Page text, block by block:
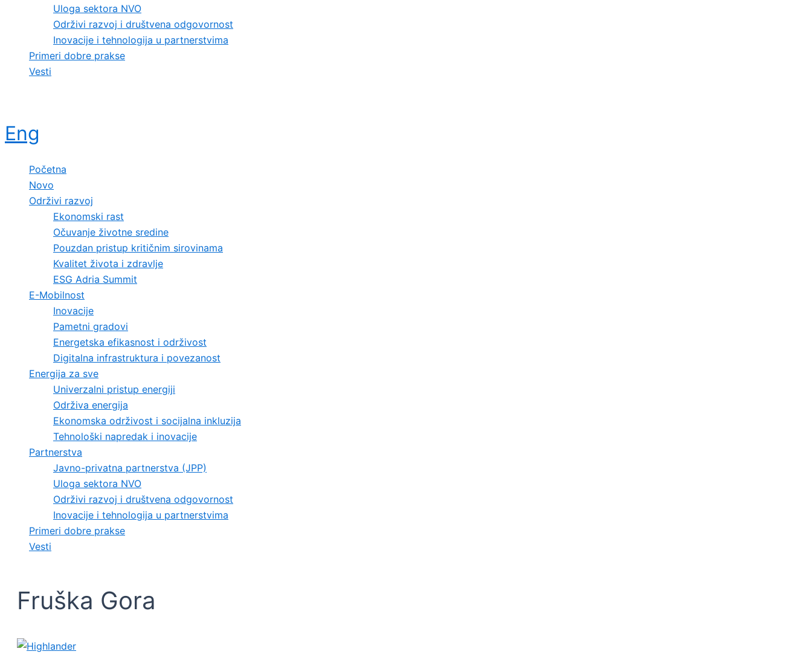
Uloga sektora NVO
Održivi razvoj i društvena odgovornost
Inovacije i tehnologija u partnerstvima
Primeri dobre prakse
Vesti
Eng
Početna
Novo
Održivi razvoj
Ekonomski rast
Očuvanje životne sredine
Pouzdan pristup kritičnim sirovinama
Kvalitet života i zdravlje
ESG Adria Summit
E-Mobilnost
Inovacije
Pametni gradovi
Energetska efikasnost i održivost
Digitalna infrastruktura i povezanost
Energija za sve
Univerzalni pristup energiji
Održiva energija
Ekonomska održivost i socijalna inkluzija
Tehnološki napredak i inovacije
Partnerstva
Javno-privatna partnerstva (JPP)
Uloga sektora NVO
Održivi razvoj i društvena odgovornost
Inovacije i tehnologija u partnerstvima
Primeri dobre prakse
Vesti
Fruška Gora